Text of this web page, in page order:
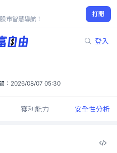
市智慧導航！
打開
登入
： 2026/08/07 05:30
獲利能力 安全性分析